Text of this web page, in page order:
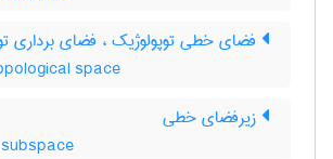
فضای خطی توپولوژیک ، فضای برداری
space
زیرفضای خطی